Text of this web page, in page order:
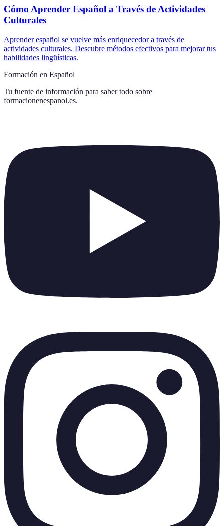
Cómo Aprender Español a Través de Actividades
Culturales
Aprender español se vuelve más enriquecedor a través de
actividades culturales. Descubre métodos efectivos para mejorar tus
habilidades lingüísticas.
Formación en Español
Tu fuente de información para saber todo sobre
formacionenespanol.es.